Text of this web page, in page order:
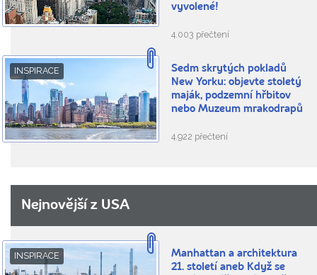
vyvolené!
4.003 přečtení
INSPIRACE
Sedm skrytých pokladů
New Yorku: objevte stoletý
maják, podzemní hřbitov
nebo Muzeum mrakodrapů
4.922 přečtení
Nejnovější z USA
INSPIRACE
Manhattan a architektura
21. století aneb Když se